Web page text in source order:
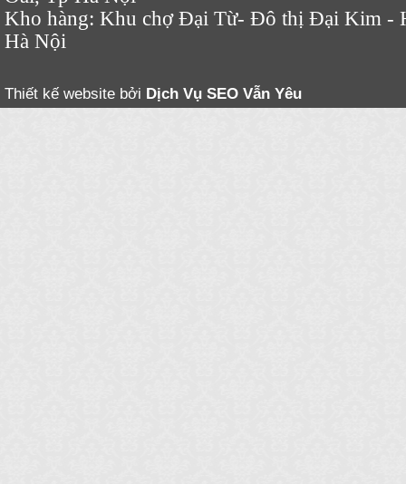
Kho hàng: Khu chợ Đại Từ- Đô thị Đại Kim -
Hà Nội
Thiết kế website bởi Dịch Vụ SEO Vẫn Yêu